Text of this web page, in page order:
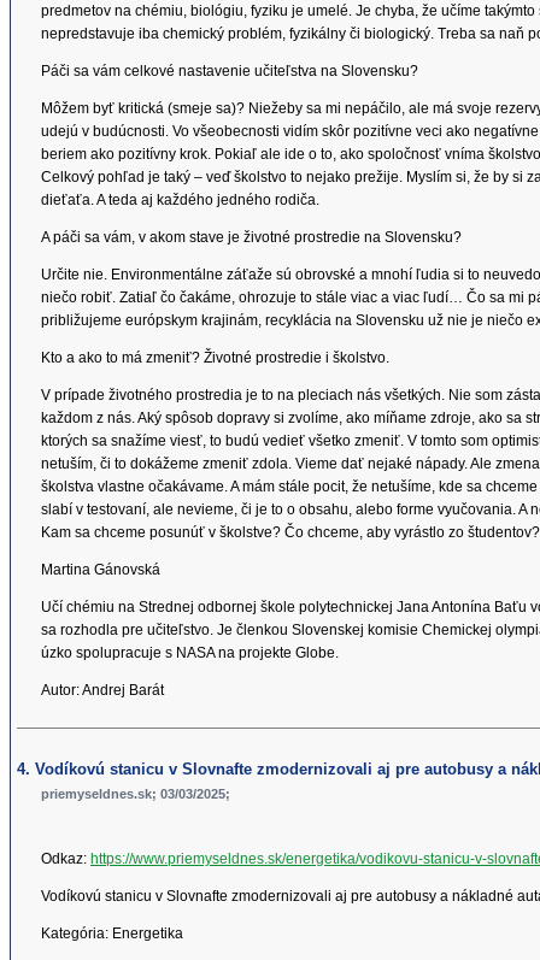
predmetov na chémiu, biológiu, fyziku je umelé. Je chyba, že učíme
nepredstavuje iba chemický problém, fyzikálny či biologický. Treba sa naň
Páči sa vám celkové nastavenie učiteľstva na Slovensku?
Môžem byť kritická (smeje sa)? Niežeby sa mi nepáčilo, ale má svoje
udejú v budúcnosti. Vo všeobecnosti vidím skôr pozitívne veci ako
beriem ako pozitívny krok. Pokiaľ ale ide o to, ako spoločnosť vníma
Celkový pohľad je taký – veď školstvo to nejako prežije. Myslím si, že by si
dieťaťa. A teda aj každého jedného rodiča.
A páči sa vám, v akom stave je životné prostredie na Slovensku?
Určite nie. Environmentálne záťaže sú obrovské a mnohí ľudia si to
niečo robiť. Zatiaľ čo čakáme, ohrozuje to stále viac a viac ľudí… Čo sa mi
približujeme európskym krajinám, recyklácia na Slovensku už nie je niečo
Kto a ako to má zmeniť? Životné prostredie i školstvo.
V prípade životného prostredia je to na pleciach nás všetkých. Nie som
každom z nás. Aký spôsob dopravy si zvolíme, ako míňame zdroje, ako sa
ktorých sa snažíme viesť, to budú vedieť všetko zmeniť. V tomto som
netuším, či to dokážeme zmeniť zdola. Vieme dať nejaké nápady. Ale
školstva vlastne očakávame. A mám stále pocit, že netušíme, kde sa
slabí v testovaní, ale nevieme, či je to o obsahu, alebo forme vyučovania.
Kam sa chceme posunúť v školstve? Čo chceme, aby vyrástlo zo
Martina Gánovská
Učí chémiu na Strednej odbornej škole polytechnickej Jana Antonína Baťu
sa rozhodla pre učiteľstvo. Je členkou Slovenskej komisie Chemickej
úzko spolupracuje s NASA na projekte Globe.
Autor: Andrej Barát
4. Vodíkovú stanicu v Slovnafte zmodernizovali aj pre autobusy a
priemyseldnes.sk; 03/03/2025;
Odkaz: https://www.priemyseldnes.sk/energetika/vodikovu-stanicu-v-
Vodíkovú stanicu v Slovnafte zmodernizovali aj pre autobusy a nákladné
Kategória: Energetika